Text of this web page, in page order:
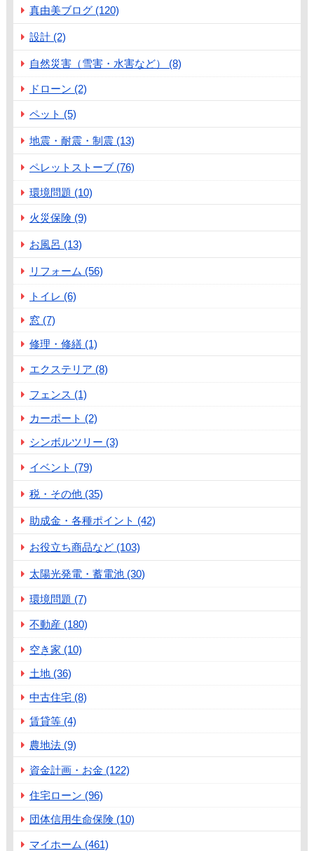
真由美ブログ (120)
設計 (2)
自然災害（雪害・水害など） (8)
ドローン (2)
ペット (5)
地震・耐震・制震 (13)
ペレットストーブ (76)
環境問題 (10)
火災保険 (9)
お風呂 (13)
リフォーム (56)
トイレ (6)
窓 (7)
修理・修繕 (1)
エクステリア (8)
フェンス (1)
カーポート (2)
シンボルツリー (3)
イベント (79)
税・その他 (35)
助成金・各種ポイント (42)
お役立ち商品など (103)
太陽光発電・蓄電池 (30)
環境問題 (7)
不動産 (180)
空き家 (10)
土地 (36)
中古住宅 (8)
賃貸等 (4)
農地法 (9)
資金計画・お金 (122)
住宅ローン (96)
団体信用生命保険 (10)
マイホーム (461)